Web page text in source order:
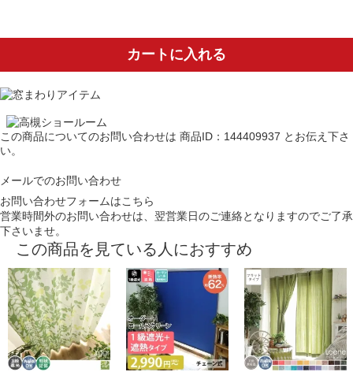
カートに入れる
この商品についてのお問い合わせは 商品ID：144409937 とお伝え下さ
い。
メールでのお問い合わせ
お問い合わせフォームはこちら
営業時間外のお問い合わせは、翌営業日のご連絡となりますのでご了承
下さいませ。
この商品を見ている人におすすめ